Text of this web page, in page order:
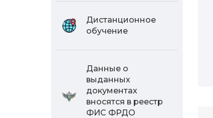
Дистанционное
обучение
Данные о
выданных
документах
вносятся в реестр
ФИС ФРДО